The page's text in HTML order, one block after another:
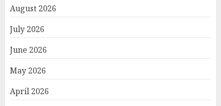
August 2026
July 2026
June 2026
May 2026
April 2026